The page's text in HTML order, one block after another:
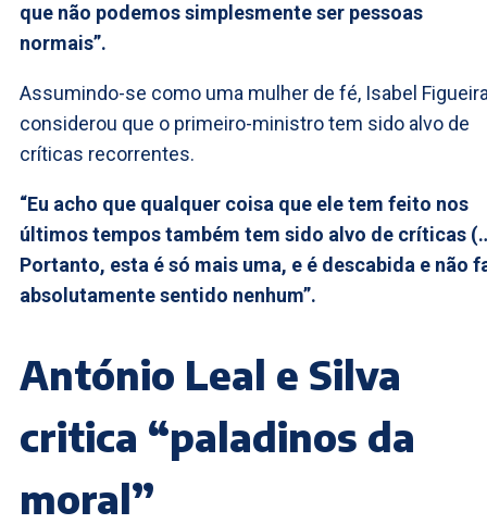
que não podemos simplesmente ser pessoas
normais”.
Assumindo-se como uma mulher de fé, Isabel
considerou que o primeiro-ministro tem sido alvo de
críticas recorrentes.
“Eu acho que qualquer coisa que ele tem feito nos
últimos tempos também tem sido alvo de críticas
Portanto, esta é só mais uma, e é descabida e não
absolutamente sentido nenhum”.
António Leal e Silva
critica “paladinos da
moral”